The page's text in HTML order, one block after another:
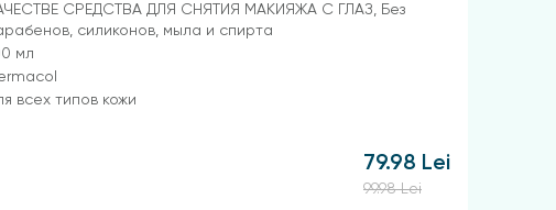
СРЕДСТВА ДЛЯ СНЯТИЯ МАКИЯЖА С ГЛАЗ, Без
силиконов, мыла и спирта
мл
всех типов кожи
79.98 Lei
99.98 Lei